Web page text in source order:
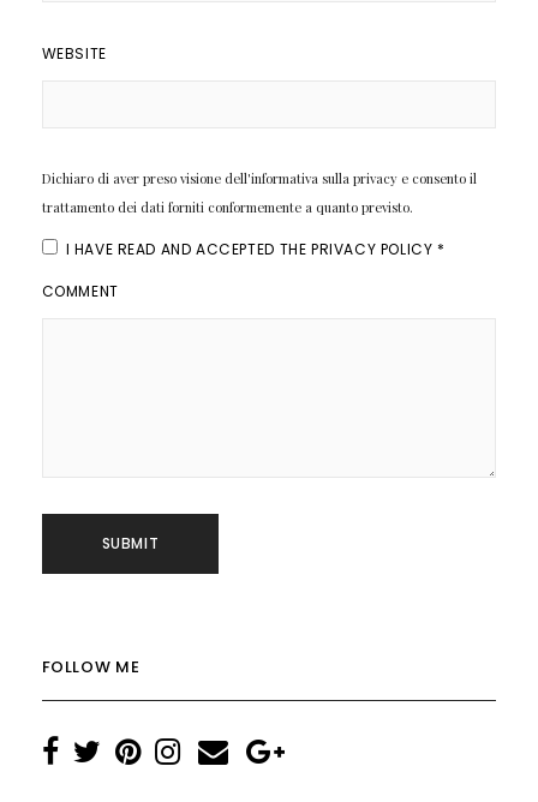
WEBSITE
Dichiaro di aver preso visione dell'informativa sulla privacy e consento il
trattamento dei dati forniti conformemente a quanto previsto.
I HAVE READ AND ACCEPTED THE PRIVACY POLICY *
COMMENT
FOLLOW ME